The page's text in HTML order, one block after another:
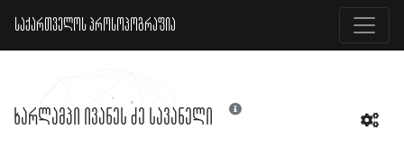
საქართველოს პროსოპოგრაფია
ხარლამპი ივანეს ძე სავანელი